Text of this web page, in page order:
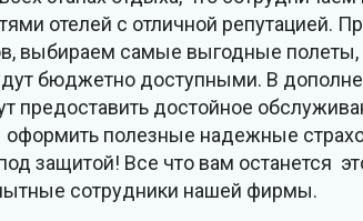
отелей с отличной репутацией.
выбираем самые выгодные полеты,
бюджетно доступными. В
предоставить достойное
полезные надежные
защитой! Все что вам останется
сотрудники нашей фирмы.